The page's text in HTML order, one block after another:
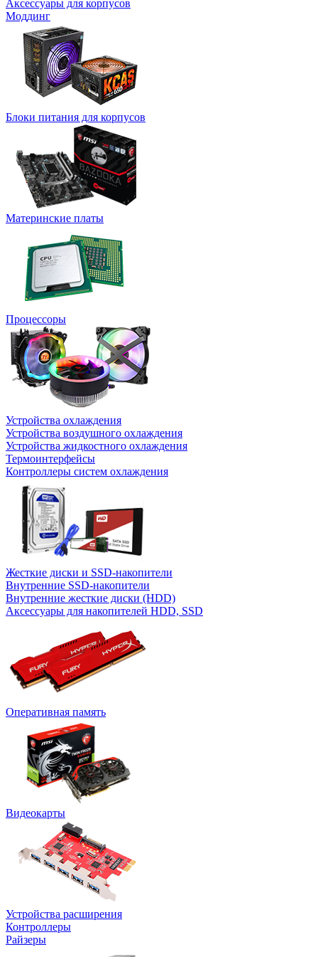
Аксессуары для корпусов
Моддинг
Блоки питания для корпусов
Материнские платы
Процессоры
Устройства охлаждения
Устройства воздушного охлаждения
Устройства жидкостного охлаждения
Термоинтерфейсы
Контроллеры систем охлаждения
Жесткие диски и SSD-накопители
Внутренние SSD-накопители
Внутренние жесткие диски (HDD)
Аксессуары для накопителей HDD, SSD
Оперативная память
Видеокарты
Устройства расширения
Контроллеры
Райзеры